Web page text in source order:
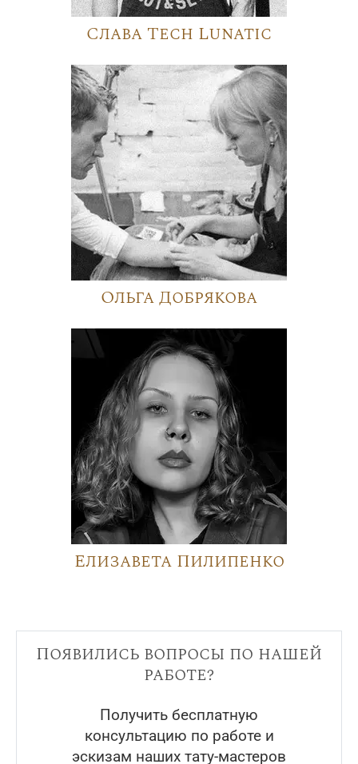
Слава Tech Lunatic
Ольга Добрякова
Елизавета Пилипенко
Появились вопросы по нашей
работе?
Получить бесплатную
консультацию по работе и
эскизам наших тату-мастеров